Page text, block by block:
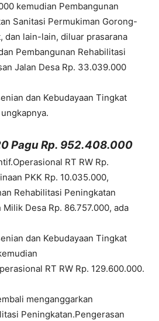
kemudian Pembangunan
Sanitasi Permukiman Gorong-
dan lain-lain, diluar prasarana
Pembangunan Rehabilitasi
Jalan Desa Rp. 33.039.000
dan Kebudayaan Tingkat
ungkapnya.
Pagu Rp. 952.408.000
RT RW Rp.
PKK Rp. 10.035.000,
Rehabilitasi Peningkatan
Desa Rp. 86.757.000, ada
dan Kebudayaan Tingkat
RT RW Rp. 129.600.000.
menganggarkan
Peningkatan.Pengerasan